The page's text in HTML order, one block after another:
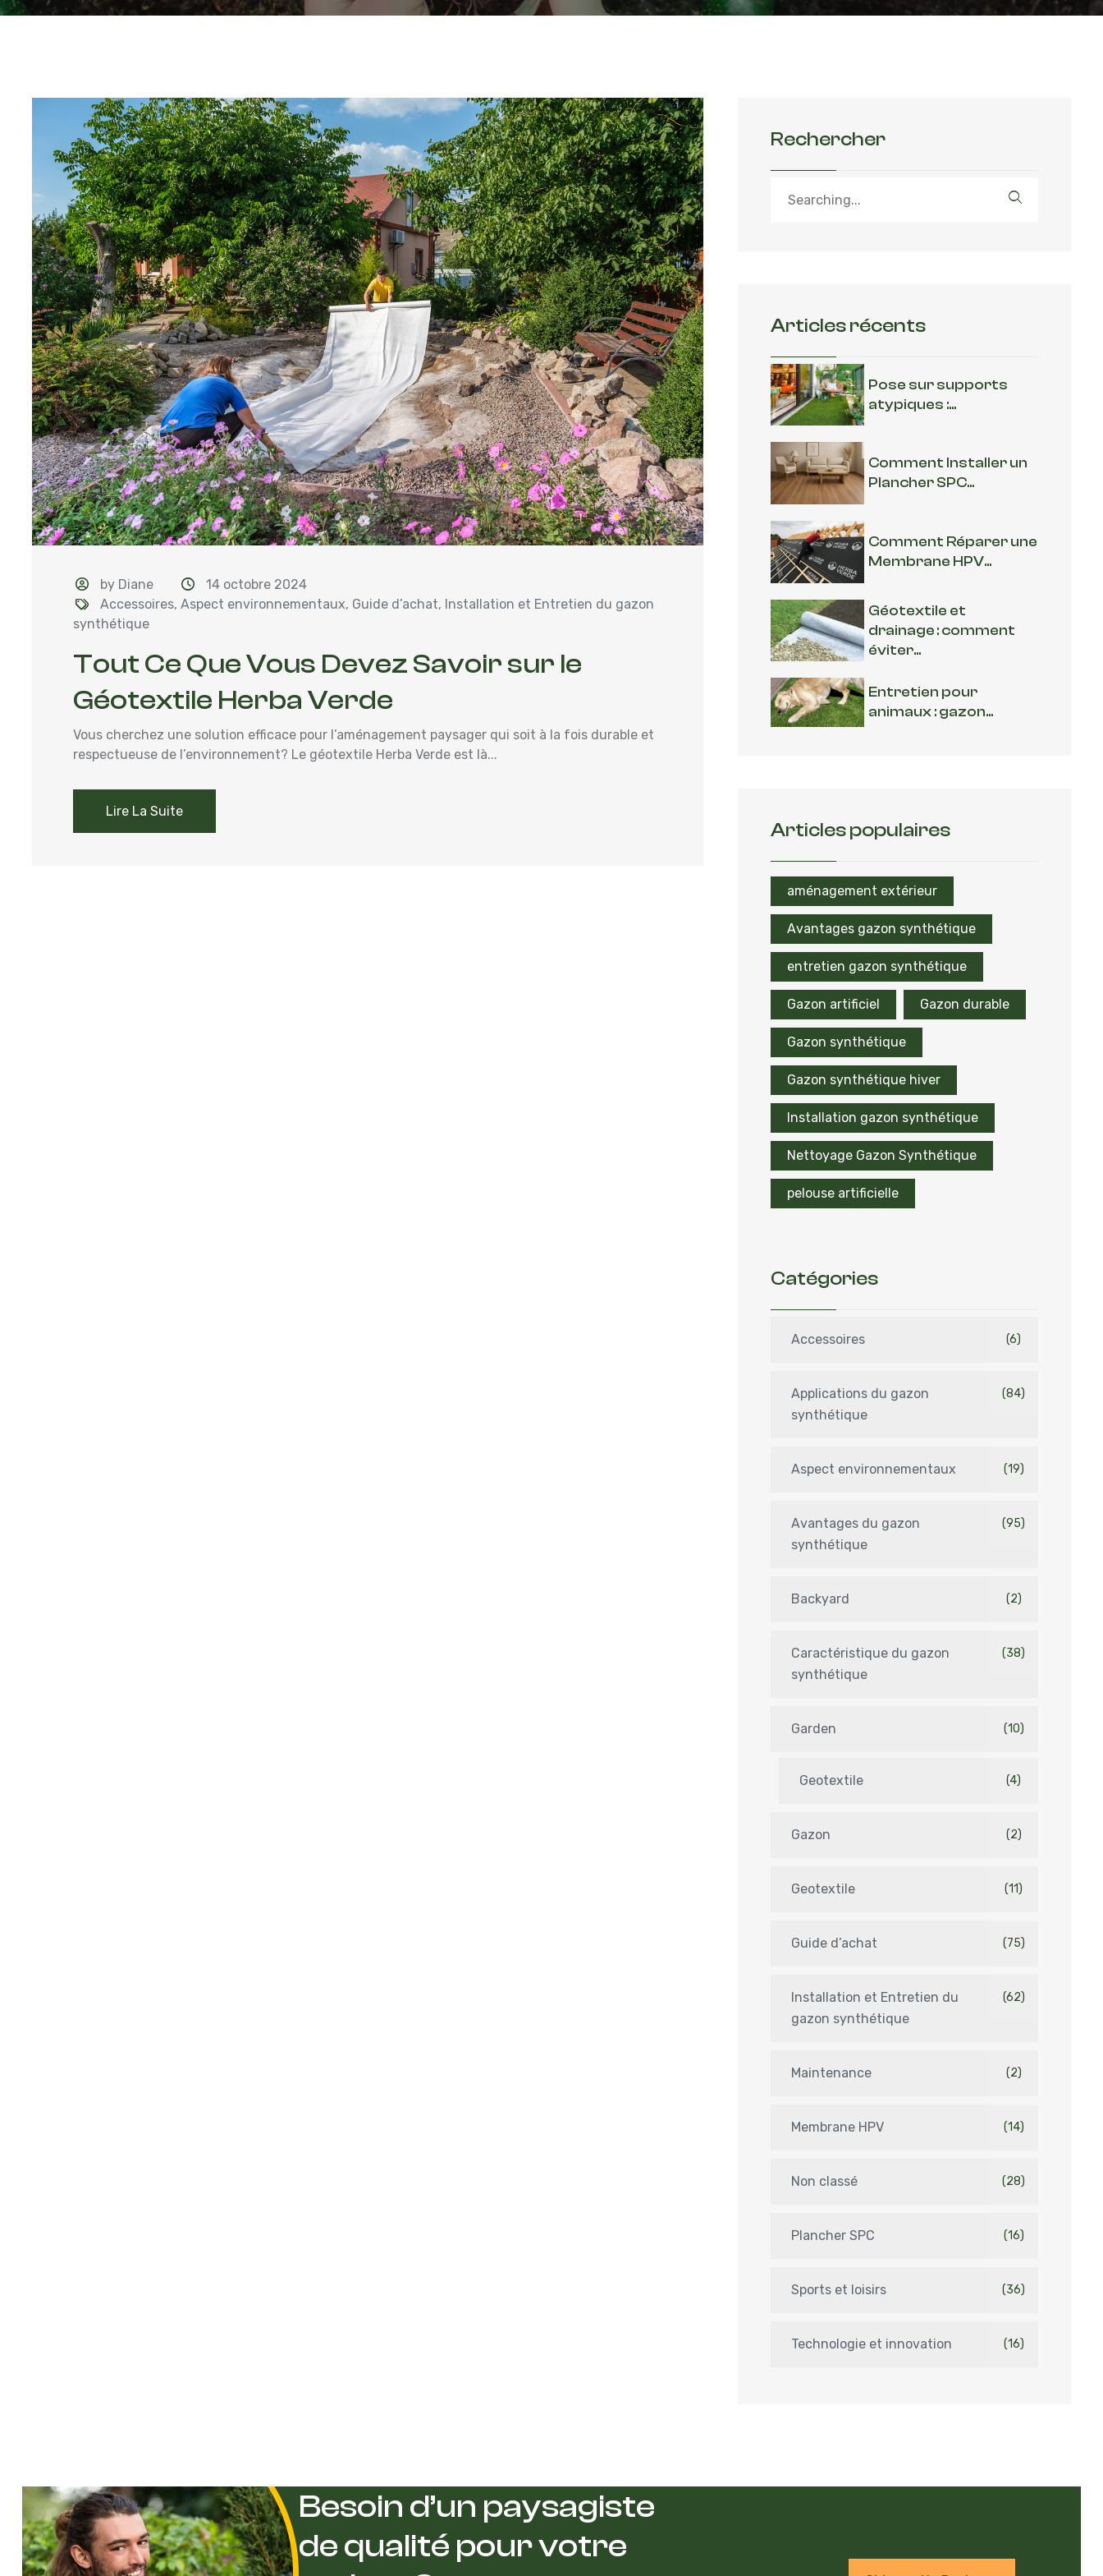
by Diane
14 octobre 2024
Accessoires,Aspect environnementaux, Guide d’achat, Installation et Entretien du gazon
synthétique
Tout Ce Que Vous Devez Savoir sur le
Géotextile Herba Verde
Vous cherchez une solution efficace pour l’aménagement paysager qui soit à la fois durable et
respectueuse de l’environnement? Le géotextile Herba Verde est là...
Lire La Suite
Rechercher
Articles récents
Pose sur supports
atypiques :...
Comment Installer un
Plancher SPC...
Comment Réparer une
Membrane HPV...
Géotextile et
drainage : comment
éviter...
Entretien pour
animaux : gazon...
Articles populaires
aménagement extérieur
Avantages gazon synthétique
entretien gazon synthétique
Gazon artificiel Gazon durable
Gazon synthétique
Gazon synthétique hiver
Installation gazon synthétique
Nettoyage Gazon Synthétique
pelouse artificielle
Catégories
Accessoires (6)
Applications du gazon
synthétique
(84)
Aspect environnementaux (19)
Avantages du gazon
synthétique
(95)
Backyard (2)
Caractéristique du gazon
synthétique
(38)
Garden (10)
Geotextile (4)
Gazon (2)
Geotextile (11)
Guide d’achat (75)
Installation et Entretien du
gazon synthétique
(62)
Maintenance (2)
Membrane HPV (14)
Non classé (28)
Plancher SPC (16)
Sports et loisirs (36)
Technologie et innovation (16)
Besoin d’un paysagiste
de qualité pour votre